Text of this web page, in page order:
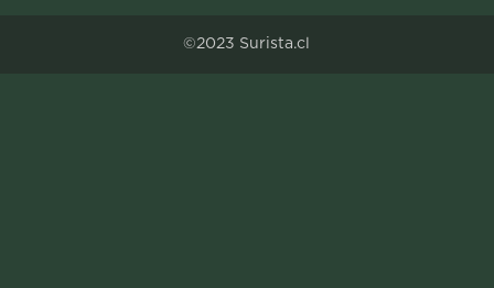
©2023 Surista.cl